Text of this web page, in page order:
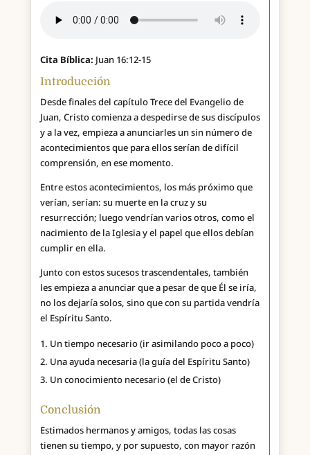
Cita Bíblica: Juan 16:12-15
Introducción
Desde finales del capítulo Trece del Evangelio de
Juan, Cristo comienza a despedirse de sus discípulos
y a la vez, empieza a anunciarles un sin número de
acontecimientos que para ellos serían de difícil
comprensión, en ese momento.
Entre estos acontecimientos, los más próximo que
verían, serían: su muerte en la cruz y su
resurrección; luego vendrían varios otros, como el
nacimiento de la Iglesia y el papel que ellos debían
cumplir en ella.
Junto con estos sucesos trascendentales, también
les empieza a anunciar que a pesar de que Él se iría,
no los dejaría solos, sino que con su partida vendría
el Espíritu Santo.
Un tiempo necesario (ir asimilando poco a poco)
Una ayuda necesaria (la guía del Espíritu Santo)
Un conocimiento necesario (el de Cristo)
Conclusión
Estimados hermanos y amigos, todas las cosas
tienen su tiempo, y por supuesto, con mayor razón